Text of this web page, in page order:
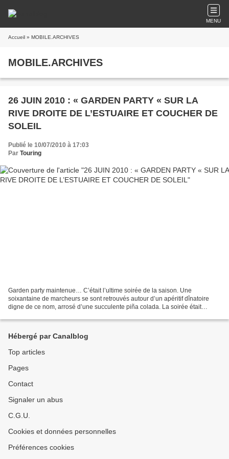
MENU
Accueil » MOBILE.ARCHIVES
MOBILE.ARCHIVES
26 JUIN 2010 : « GARDEN PARTY « SUR LA
RIVE DROITE DE L’ESTUAIRE ET COUCHER DE
SOLEIL
Publié le 10/07/2010 à 17:03
Par Touring
Garden party maintenue… C’était l’ultime soirée de la saison. Une
soixantaine de marcheurs se sont retrouvés autour d’un apéritif dînatoire
digne de ce nom, arrosé d’une succulente piña colada. La soirée était
Hébergé par Canalblog
Top articles
Pages
Contact
Signaler un abus
C.G.U.
Cookies et données personnelles
Préférences cookies